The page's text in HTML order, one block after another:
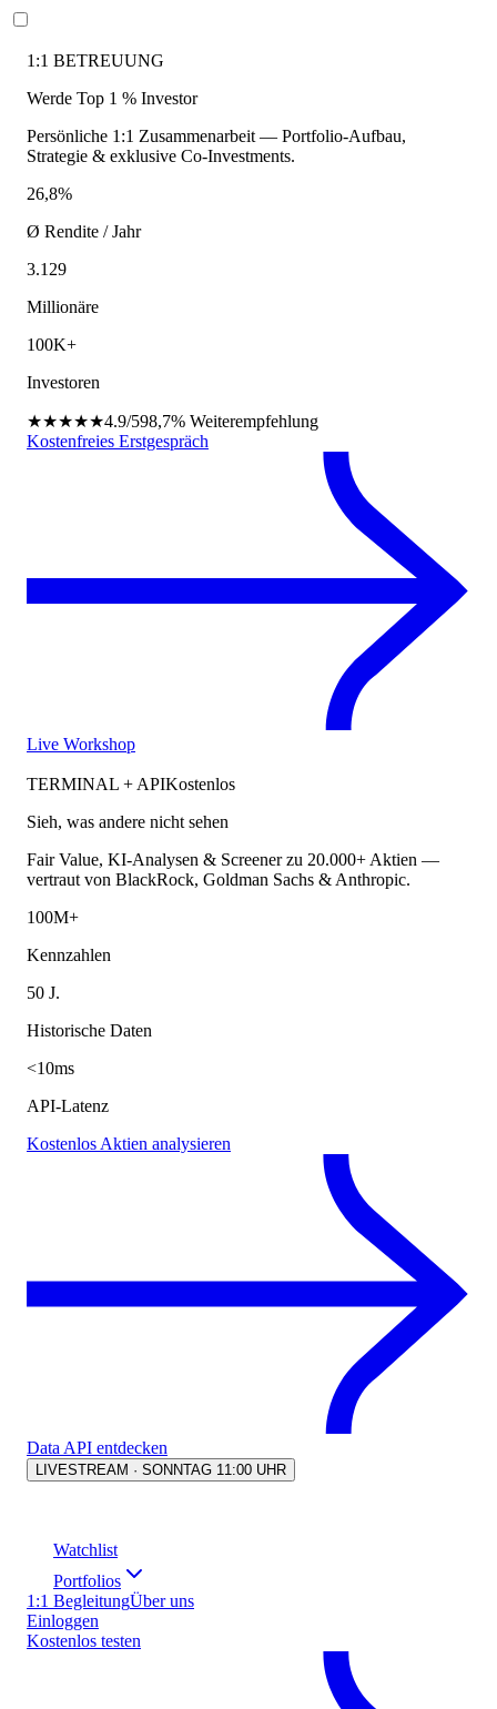
1:1 BETREUUNG
Werde Top 1 % Investor
Persönliche 1:1 Zusammenarbeit — Portfolio-Aufbau,
Strategie & exklusive Co-Investments.
26,8%
Ø Rendite / Jahr
3.129
Millionäre
100K+
Investoren
★★★★★4.9/598,7% Weiterempfehlung
Kostenfreies Erstgespräch
Live Workshop
TERMINAL + APIKostenlos
Sieh, was andere nicht sehen
Fair Value, KI-Analysen & Screener zu 20.000+ Aktien —
vertraut von BlackRock, Goldman Sachs & Anthropic.
100M+
Kennzahlen
50 J.
Historische Daten
<10ms
API-Latenz
Kostenlos Aktien analysieren
Data API entdecken
LIVESTREAM · SONNTAG 11:00 UHR
Watchlist
Portfolios
1:1 BegleitungÜber uns
Einloggen
Kostenlos testen